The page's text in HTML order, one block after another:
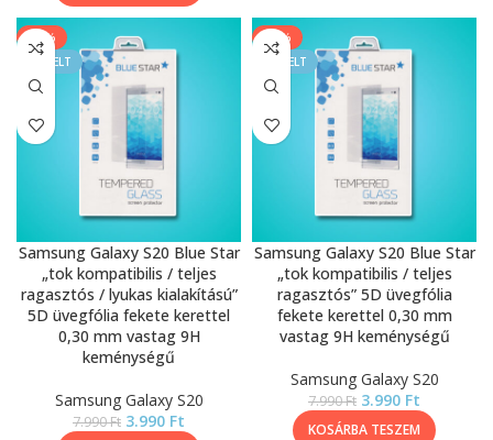
-50%
KIEMELT
Samsung Galaxy S20 Blue Star
„tok kompatibilis / teljes
ragasztós / lyukas kialakítású”
5D üvegfólia fekete kerettel
0,30 mm vastag 9H
keménységű
Samsung Galaxy S20
7.990Ft 3.990 Ft
-50%
KIEMELT
Samsung Galaxy S20 Blue Star
„tok kompatibilis / teljes
ragasztós” 5D üvegfólia
fekete kerettel 0,30 mm
vastag 9H keménységű
Samsung Galaxy S20
7.990Ft 3.990 Ft
KOSÁRBA TESZEM